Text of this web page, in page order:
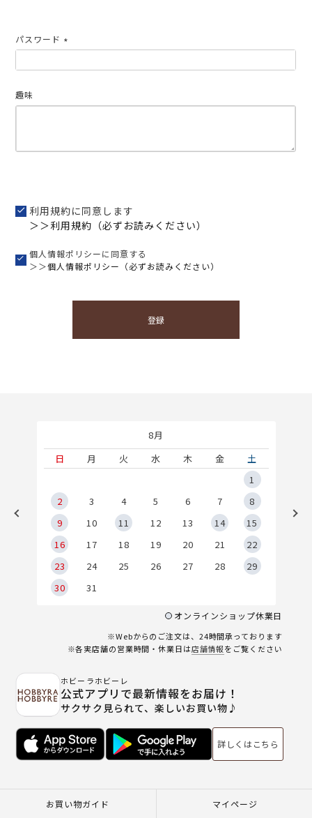
パスワード
須)
趣味
利用規約に同意します
＞＞利用規約（必ずお読みください）
個人情報ポリシーに同意する
＞＞個人情報ポリシー（必ずお読みください）
登録
8月
日
月 火 水 木 金
土
1
2
3 4 5 6 7
8
9
10 11 12 13 14
15
16
17 18 19 20 21
22
23
24 25 26 27 28
29
30
31
オンラインショップ休業日
※Webからのご注文は、24時間承っております
※各実店舗の営業時間・休業日は店舗情報をご覧ください
ホビーラホビーレ
公式アプリで最新情報をお届け！
サクサク見られて、楽しいお買い物♪
詳しくはこちら
お買い物ガイド マイページ